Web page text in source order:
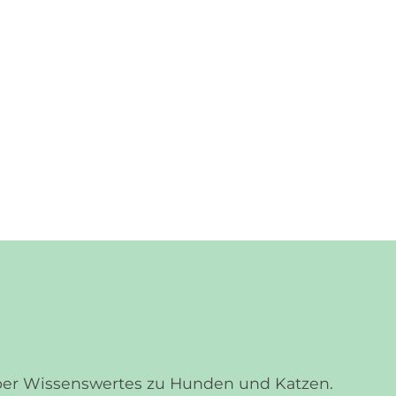
Wissenswertes zu Hunden und Katzen.